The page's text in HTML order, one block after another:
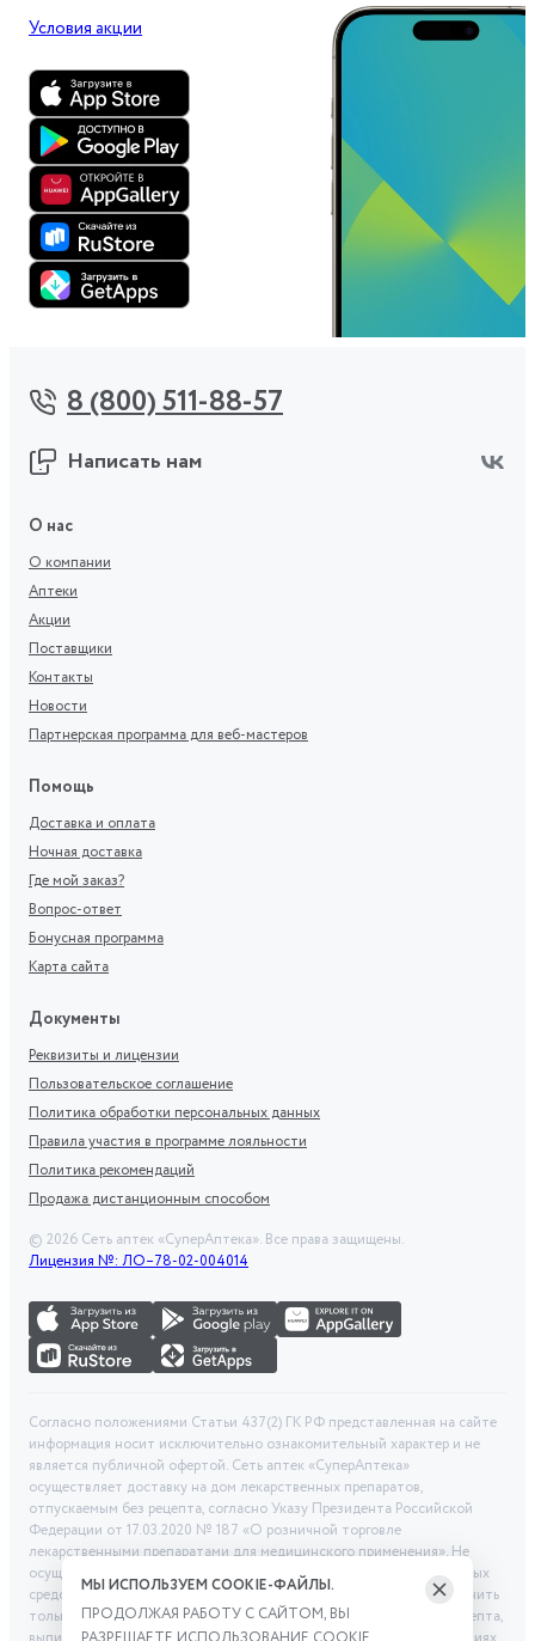
Условия акции
8 (800) 511-88-57
Написать нам
О нас
О компании
Аптеки
Акции
Поставщики
Контакты
Новости
Партнерская программа для веб-мастеров
Помощь
Доставка и оплата
Ночная доставка
Где мой заказ?
Вопрос-ответ
Бонусная программа
Карта сайта
Документы
Реквизиты и лицензии
Пользовательское соглашение
Политика обработки персональных данных
Правила участия в программе лояльности
Политика рекомендаций
Продажа дистанционным способом
© 2026 Сеть аптек «СуперАптека». Все права защищены.
Лицензия №: ЛО–78-02-004014
Согласно положениями Статьи 437(2) ГК РФ представленная на сайте
информация носит исключительно ознакомительный характер и не
является публичной офертой. Сеть аптек «СуперАптека»
осуществляет доставку на дом лекарственных препаратов,
отпускаемым без рецепта, согласно Указу Президента Российской
Федерации от 17.03.2020 № 187 «О розничной торговле
лекарственными препаратами для медицинского применения». Не
осуществляем дистанционную продажу рецептурных лекарственных
средств и БАД. Рецептурные лекарственные средства можно получить
только при помощи самовывоза в аптеке при предоставлении рецепта,
МЫ ИСПОЛЬЗУЕМ COOKIE-ФАЙЛЫ.
ПРОДОЛЖАЯ РАБОТУ С САЙТОМ, ВЫ